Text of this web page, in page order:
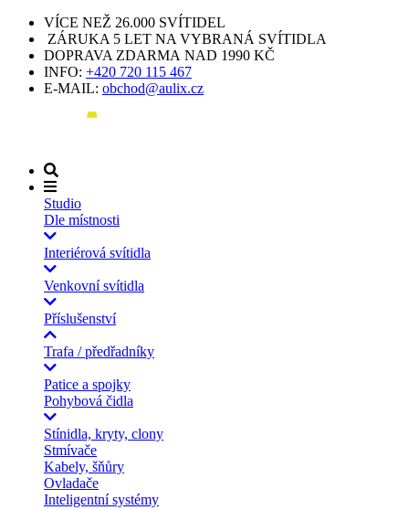
VÍCE NEŽ 26.000 SVÍTIDEL
ZÁRUKA 5 LET NA VYBRANÁ SVÍTIDLA
DOPRAVA ZDARMA NAD 1990 KČ
INFO: +420 720 115 467
E-MAIL: obchod@aulix.cz
Studio
Dle místnosti
Interiérová svítidla
Venkovní svítidla
Příslušenství
Trafa / předřadníky
Patice a spojky
Pohybová čidla
Stínidla, kryty, clony
Stmívače
Kabely, šňůry
Ovladače
Inteligentní systémy